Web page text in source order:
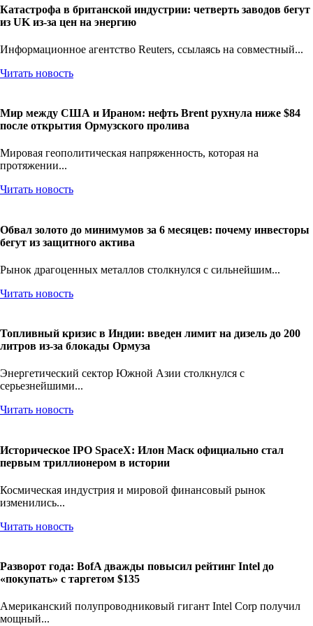
Катастрофа в британской индустрии: четверть заводов бегут
из UK из-за цен на энергию
Информационное агентство Reuters, ссылаясь на совместный...
Читать новость
Мир между США и Ираном: нефть Brent рухнула ниже $84
после открытия Ормузского пролива
Мировая геополитическая напряженность, которая на
протяжении...
Читать новость
Обвал золото до минимумов за 6 месяцев: почему инвесторы
бегут из защитного актива
Рынок драгоценных металлов столкнулся с сильнейшим...
Читать новость
Топливный кризис в Индии: введен лимит на дизель до 200
литров из-за блокады Ормуза
Энергетический сектор Южной Азии столкнулся с
серьезнейшими...
Читать новость
Историческое IPO SpaceX: Илон Маск официально стал
первым триллионером в истории
Космическая индустрия и мировой финансовый рынок
изменились...
Читать новость
Разворот года: BofA дважды повысил рейтинг Intel до
«покупать» с таргетом $135
Американский полупроводниковый гигант Intel Corp получил
мощный...